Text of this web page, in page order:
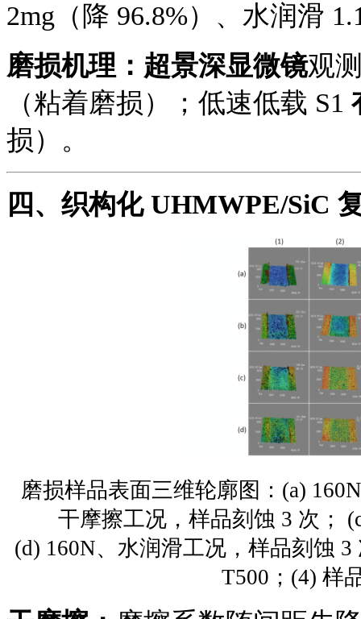
2mg（降 96.8%）、水润滑
磨损机理： 超景深显微镜观
（粘着磨损）；低速低载 S1
损）。
四、 织构化 UHMWPE/SiC
磨损样品表面三维轮廓图： (a)
干摩擦工况，样品刻蚀 3 次；
(d) 160N、水润滑工况，样品刻蚀
T500；(4) 样